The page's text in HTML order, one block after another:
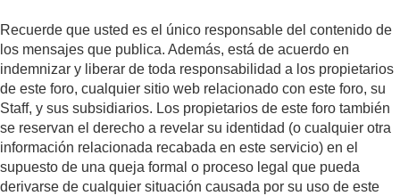
Recuerde que usted es el único responsable del contenido de
los mensajes que publica. Además, está de acuerdo en
indemnizar y liberar de toda responsabilidad a los propietarios
de este foro, cualquier sitio web relacionado con este foro, su
Staff, y sus subsidiarios. Los propietarios de este foro también
se reservan el derecho a revelar su identidad (o cualquier otra
información relacionada recabada en este servicio) en el
supuesto de una queja formal o proceso legal que pueda
derivarse de cualquier situación causada por su uso de este